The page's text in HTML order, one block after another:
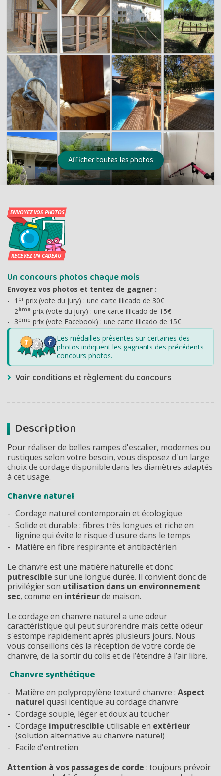
Un concours photos chaque mois
Envoyez vos photos et tentez de gagner :
1 erprix (vote du jury) : une carte illicado de 30€
2ème prix (vote du jury) : une carte illicado de 15€
3ème prix (vote Facebook) : une carte illicado de 15€
Les médailles présentes sur certaines des
photos indiquent les gagnants des précédents
concours photos.
Voir conditions et règlement du concours
Description
Pour réaliser de belles rampes d'escalier, modernes ou
rustiques selon votre besoin, vous disposez d'un large
choix de cordage disponible dans les diamètres adaptés
à cet usage.
Chanvre naturel
Cordage naturel contemporain et écologique
Solide et durable : fibres très longues et riche en
lignine qui évite le risque d'usure dans le temps
Matière en fibre respirante et antibactérien
Le chanvre est une matière naturelle et donc
putrescible sur une longue durée. Il convient donc de
privilégier son utilisation dans un environnement
sec, comme en intérieurde maison.
Le cordage en chanvre naturel a une odeur
caractéristique qui peut surprendre mais cette odeur
s'estompe rapidement après plusieurs jours. Nous
vous conseillons dès la réception de votre corde de
chanvre, de la sortir du colis et de l’étendre à l’air libre.
Chanvre synthétique
Matière en polypropylène texturé chanvre : Aspect
naturel quasi identique au cordage chanvre
Cordage souple, léger et doux au toucher
Cordage imputrescible utilisable en extérieur
(solution alternative au chanvre naturel)
Facile d'entretien
Attention à vos passages de corde : toujours prévoir